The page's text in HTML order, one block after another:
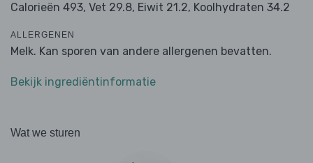
Calorieën 493, Vet 29.8, Eiwit 21.2, Koolhydraten 34.2
ALLERGENEN
Melk. Kan sporen van andere allergenen bevatten.
Bekijk ingrediëntinformatie
Wat we sturen